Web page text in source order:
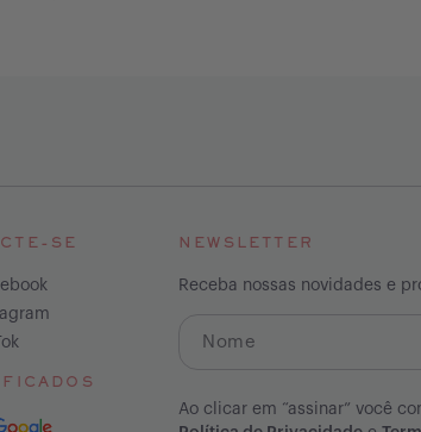
SE NEWSLETTER
Receba nossas novidades e
Ao clicar em “assinar” você